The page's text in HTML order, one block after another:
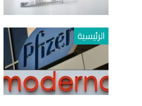
الرئيسية